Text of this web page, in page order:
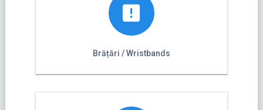
Brățări / Wristbands